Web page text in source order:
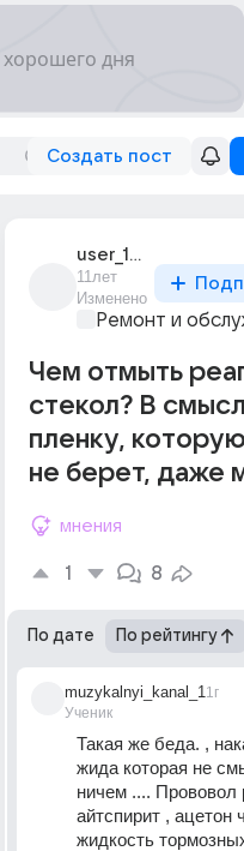
Создать пост
user_14025674
11лет
Изменено
Ремонт и
Чем отмыть
стекол? В
пленку,
не берет, даже
мнения
1 8
По дате По рейтингу
muzykalnyi_kanal_1
Ученик
1г
Такая же беда. ,
жида которая не
ничем .... Прововол
айтспирит , ацетон
жидкость